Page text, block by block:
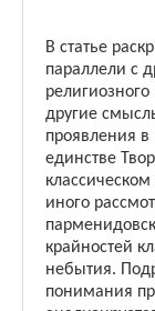
В статье
параллели с
другие
проявления в
единстве
иного
крайностей
небытия.
понимания